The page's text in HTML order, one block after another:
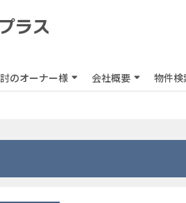
のオーナー様 会社概要 物件検